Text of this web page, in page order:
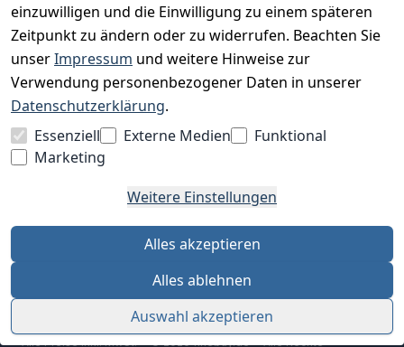
einzuwilligen und die Einwilligung zu einem späteren
Zeitpunkt zu ändern oder zu widerrufen. Beachten Sie
unserImpressum und weitere Hinweise zur
Verwendung personenbezogener Daten in unserer
Datenschutzerklärung.
Essenziell
Externe Medien
Funktional
Marketing
Weitere Einstellungen
Alles akzeptieren
Alles ablehnen
Auswahl akzeptieren
BESUCHE UNS
BEQUEM BEZAHLEN MIT
WIR VERSENDEN MIT